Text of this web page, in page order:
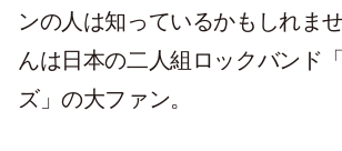
ンの人は知っているかもしれま
んは日本の二人組ロックバンド
ズ」の大ファン。